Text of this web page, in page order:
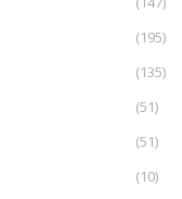
(195)
(135)
(51)
(51)
(10)